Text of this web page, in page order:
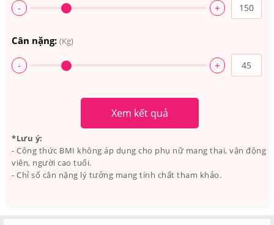
- +
Cân nặng: (Kg)
- +
Xem kết quả
*Lưu ý:
- Công thức BMI không áp dụng cho phụ nữ mang thai, vận động
viên, người cao tuổi.
- Chỉ số cân nặng lý tưởng mang tính chất tham khảo.